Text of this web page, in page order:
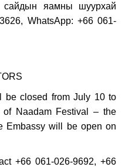
сайдын яамны шуурхай
WhatsApp: +66 061-
be closed from July 10 to
Naadam Festival – the
Embassy will be open on
+66 061-026-9692, +66